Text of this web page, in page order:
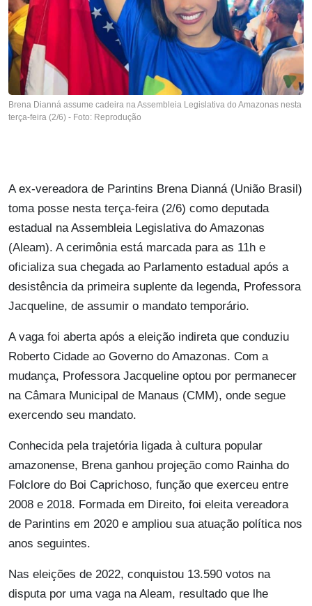
Brena Dianná assume cadeira na Assembleia Legislativa do Amazonas nesta
terça-feira (2/6) - Foto: Reprodução
A ex-vereadora de Parintins Brena Dianná (União Brasil)
toma posse nesta terça-feira (2/6) como deputada
estadual na Assembleia Legislativa do Amazonas
(Aleam). A cerimônia está marcada para as 11h e
oficializa sua chegada ao Parlamento estadual após a
desistência da primeira suplente da legenda, Professora
Jacqueline, de assumir o mandato temporário.
A vaga foi aberta após a eleição indireta que conduziu
Roberto Cidade ao Governo do Amazonas. Com a
mudança, Professora Jacqueline optou por permanecer
na Câmara Municipal de Manaus (CMM), onde segue
exercendo seu mandato.
Conhecida pela trajetória ligada à cultura popular
amazonense, Brena ganhou projeção como Rainha do
Folclore do Boi Caprichoso, função que exerceu entre
2008 e 2018. Formada em Direito, foi eleita vereadora
de Parintins em 2020 e ampliou sua atuação política nos
anos seguintes.
Nas eleições de 2022, conquistou 13.590 votos na
disputa por uma vaga na Aleam, resultado que lhe